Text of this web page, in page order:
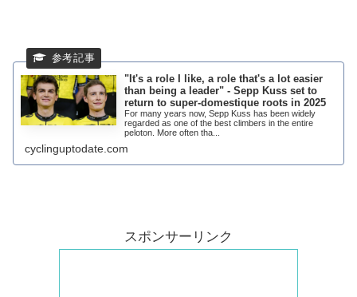
"It's a role I like, a role that's a lot easier
than being a leader" - Sepp Kuss set to
return to super-domestique roots in 2025
For many years now, Sepp Kuss has been widely
regarded as one of the best climbers in the entire
peloton. More often tha...
cyclinguptodate.com
スポンサーリンク